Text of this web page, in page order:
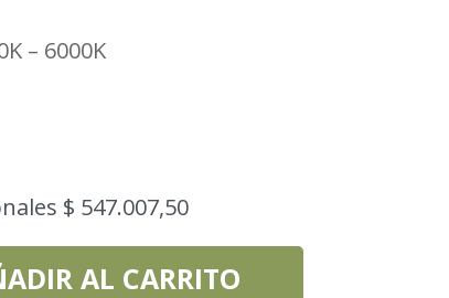
– 6000K
$ 547.007,50
AL CARRITO